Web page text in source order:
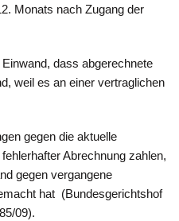
Monats nach Zugang der
dass abgerechnete
weil es an einer vertraglichen
gegen die aktuelle
Abrechnung zahlen,
gegen vergangene
hat (Bundesgerichtshof
09).